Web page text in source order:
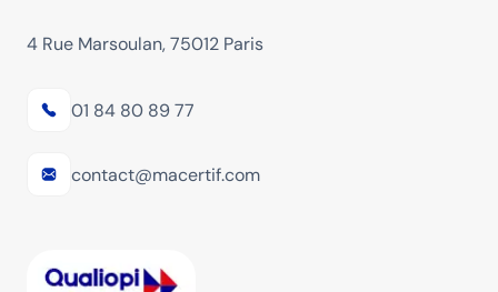
4 Rue Marsoulan, 75012 Paris
01 84 80 89 77
contact@macertif.com